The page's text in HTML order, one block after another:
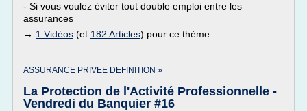
- Si vous voulez éviter tout double emploi entre les
assurances
→ 1 Vidéos (et 182 Articles) pour ce thème
ASSURANCE PRIVEE DEFINITION »
La Protection de l'Activité Professionnelle -
Vendredi du Banquier #16